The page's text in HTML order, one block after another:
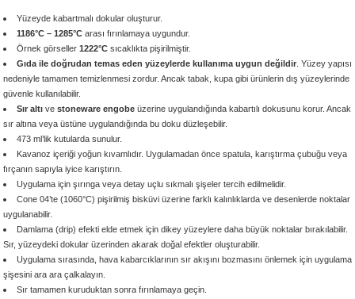
1305 °C
- 1222 °C
- 1046 °C
°C
1046 °C
- 1046 °C
°C
Yüzeyde kabartmalı dokular oluşturur.
1186°C – 1285°Carası fırınlamaya uygundur.
Örnek görseller 1222°C sıcaklıkta pişirilmiştir.
Gıda ile doğrudan temas eden yüzeylerde kullanıma uygun değildir. Yüzey yapısı
nedeniyle tamamen temizlenmesi zordur. Ancak tabak, kupa gibi ürünlerin dış yüzeylerinde
güvenle kullanılabilir.
Sır altıve stoneware engobeüzerine uygulandığında kabartılı dokusunu korur. Ancak
sır altına veya üstüne uygulandığında bu doku düzleşebilir.
473 ml’lik kutularda sunulur.
Kavanoz içeriği yoğun kıvamlıdır. Uygulamadan önce spatula, karıştırma çubuğu veya
fırçanın sapıyla iyice karıştırın.
Uygulama için şırınga veya detay uçlu sıkmalı şişeler tercih edilmelidir.
Cone 04’te (1060°C) pişirilmiş bisküvi üzerine farklı kalınlıklarda ve desenlerde noktalar
uygulanabilir.
Damlama (drip) efekti elde etmek için dikey yüzeylere daha büyük noktalar bırakılabilir.
Sır, yüzeydeki dokular üzerinden akarak doğal efektler oluşturabilir.
Uygulama sırasında, hava kabarcıklarının sır akışını bozmasını önlemek için uygulama
şişesini ara ara çalkalayın.
Sır tamamen kuruduktan sonra fırınlamaya geçin.